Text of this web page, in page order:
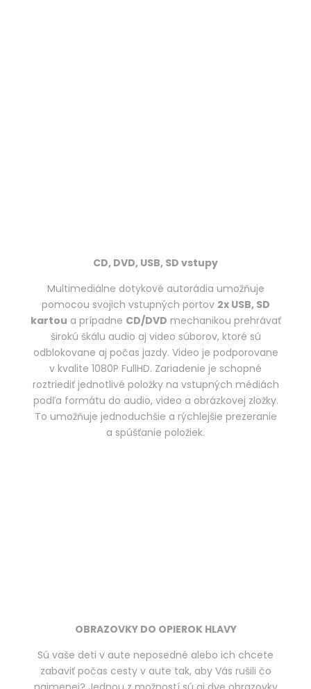
CD, DVD, USB, SD vstupy
Multimediálne dotykové autorádia umožňuje
pomocou svojich vstupných portov 2x USB, SD
kartou a prípadne CD/DVD mechanikou prehrávať
širokú škálu audio aj video súborov, ktoré sú
odblokovane aj počas jazdy. Video je podporovane
v kvalite 1080P FullHD. Zariadenie je schopné
roztriediť jednotlivé položky na vstupných médiách
podľa formátu do audio, video a obrázkovej zložky.
To umožňuje jednoduchšie a rýchlejšie prezeranie
a spúšťanie položiek.
OBRAZOVKY DO OPIEROK HLAVY
Sú vaše deti v aute neposedné alebo ich chcete
zabaviť počas cesty v aute tak, aby Vás rušili čo